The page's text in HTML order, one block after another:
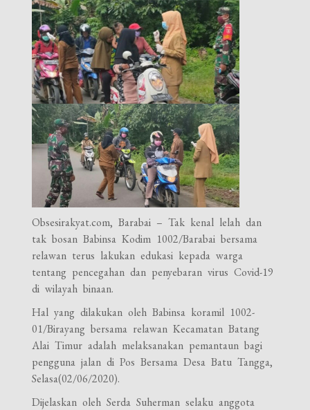
Obsesirakyat.com, Barabai – Tak kenal lelah dan
tak bosan Babinsa Kodim 1002/Barabai bersama
relawan terus lakukan edukasi kepada warga
tentang pencegahan dan penyebaran virus Covid-19
di wilayah binaan.
Hal yang dilakukan oleh Babinsa koramil 1002-
01/Birayang bersama relawan Kecamatan Batang
Alai Timur adalah melaksanakan pemantaun bagi
pengguna jalan di Pos Bersama Desa Batu Tangga,
Selasa(02/06/2020).
Dijelaskan oleh Serda Suherman selaku anggota